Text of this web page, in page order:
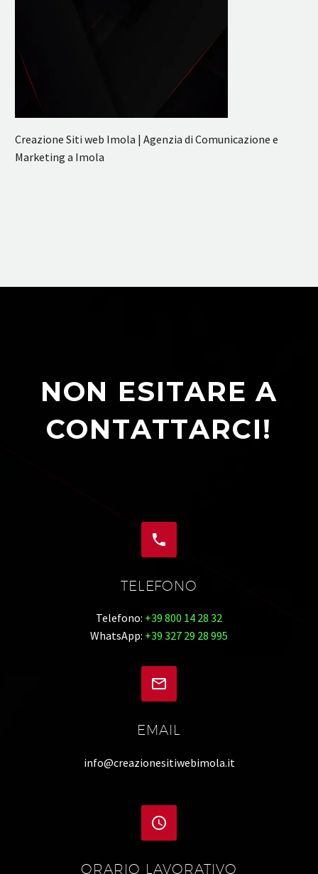
Creazione Siti web Imola | Agenzia di Comunicazione e
Marketing a Imola
NON ESITARE A
CONTATTARCI!


TELEFONO
Telefono: +39 800 14 28 32
WhatsApp: +39 327 29 28 995


EMAIL
info@creazionesitiwebimola.it


ORARIO LAVORATIVO